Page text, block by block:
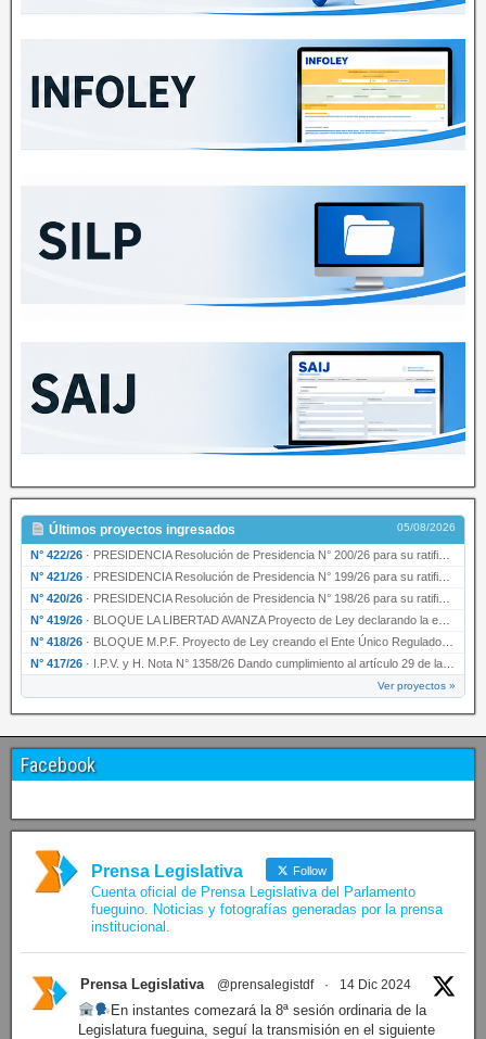
Últimos proyectos ingresados 05/08/2026
N° 422/26 · PRESIDENCIA Resolución de Presidencia N° 200/26 para su ratificación.
N° 421/26 · PRESIDENCIA Resolución de Presidencia N° 199/26 para su ratificación.
N° 420/26 · PRESIDENCIA Resolución de Presidencia N° 198/26 para su ratificación.
N° 419/26 · BLOQUE LA LIBERTAD AVANZA Proyecto de Ley declarando la esencialidad del servicio educativ…
N° 418/26 · BLOQUE M.P.F. Proyecto de Ley creando el Ente Único Regulador de servicios públicos de la …
N° 417/26 · I.P.V. y H. Nota N° 1358/26 Dando cumplimiento al artículo 29 de la Ley provincial N° 1399…
Ver proyectos »
Facebook
Prensa Legislativa Follow
Cuenta oficial de Prensa Legislativa del Parlamento
fueguino. Noticias y fotografías generadas por la prensa
institucional.
Prensa Legislativa @prensalegistdf · 14 Dic 2024
En instantes comezará la 8ª sesión ordinaria de la
Legislatura fueguina, seguí la transmisión en el siguiente